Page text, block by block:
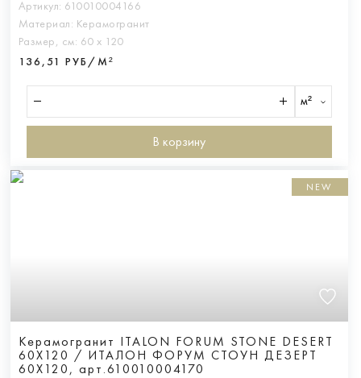
Артикул: 610010004166
Материал: Керамогранит
Размер, см: 60 х 120
136,51 РУБ/М²
м²
В корзину
NEW
Керамогранит ITALON FORUM STONE DESERT
60X120 / ИТАЛОН ФОРУМ СТОУН ДЕЗЕРТ
60X120, арт.610010004170